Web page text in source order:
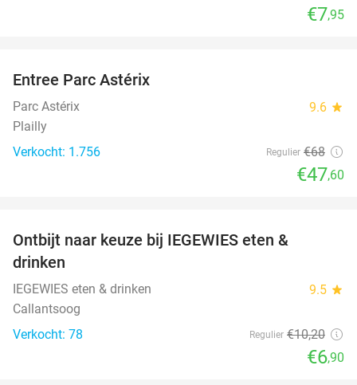
€7,95
Entree Parc Astérix
Parc Astérix 9.6 star
Plailly
Verkocht: 1.756
Regulier €68
€47,60
Ontbijt naar keuze bij IEGEWIES eten &
drinken
IEGEWIES eten & drinken 9.5 star
Callantsoog
Verkocht: 78
Regulier €10,20
€6,90